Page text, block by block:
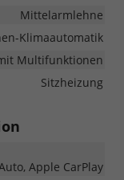
Mittelarmlehne
Klimaautomatik
Multifunktionen
Sitzheizung
Apple CarPlay